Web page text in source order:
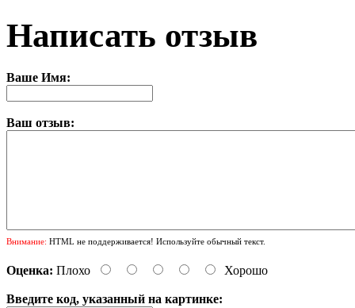
Написать отзыв
Ваше Имя:
Ваш отзыв:
Внимание: HTML не поддерживается! Используйте обычный текст.
Оценка: Плохо Хорошо
Введите код, указанный на картинке: